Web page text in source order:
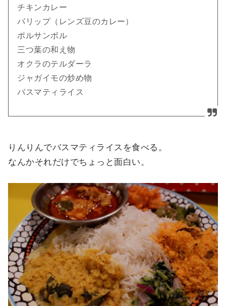
チキンカレー
パリップ（レンズ豆のカレー）
ポルサンボル
三つ葉の和え物
オクラのテルダーラ
ジャガイモの炒め物
バスマティライス
りんりんでバスマティライスを食べる。
なんかそれだけでちょっと面白い。